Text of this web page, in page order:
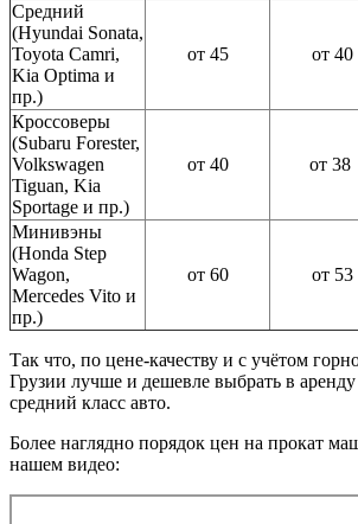
Средний
(Hyundai Sonata,
Toyota Camri,
Kia Optima и
пр.)
от 45 от 40
Кроссоверы
(Subaru Forester,
Volkswagen
Tiguan, Kia
Sportage и пр.)
от 40 от 38
Минивэны
(Honda Step
Wagon,
Mercedes Vito и
пр.)
от 60 от 53
Так что, по цене-качеству и с учётом
Грузии лучше и дешевле выбрать в
средний класс авто.
Более наглядно порядок цен на прокат
нашем видео: